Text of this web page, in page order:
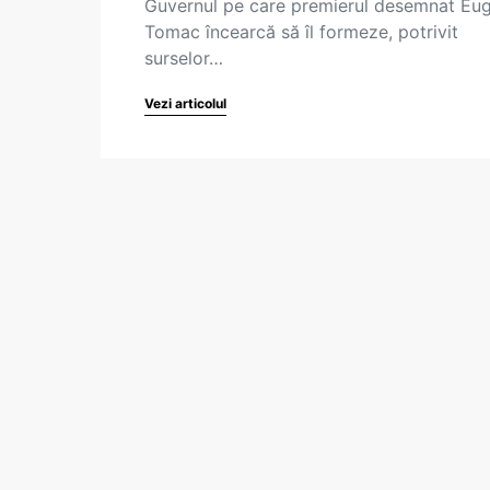
Guvernul pe care premierul desemnat
Tomac încearcă să îl formeze, potrivit
surselor…
Vezi articolul